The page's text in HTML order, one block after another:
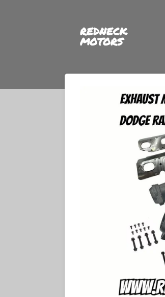
REDNECK
MOTORS